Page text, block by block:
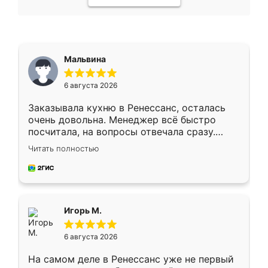
Мальвина
6 августа 2026
Заказывала кухню в Ренессанс, осталась
очень довольна. Менеджер всё быстро
посчитала, на вопросы отвечала сразу.
Замерщик приехал в субботу, подошёл к
делу со всей ответственностью. Собрали
за день, ребята работали аккуратно, даже
Читать полностью
Игорь М.
6 августа 2026
На самом деле в Ренессанс уже не первый